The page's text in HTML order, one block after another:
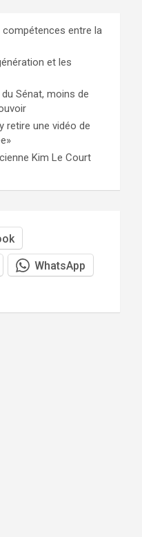
entre la
et les
Sénat, moins de
retire une vidéo de
Kim Le Court
WhatsApp